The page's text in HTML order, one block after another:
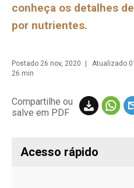
conheça os detalhes
por nutrientes.
Postado 26 nov, 2020
| Atualizado
26 min
Compartilhe ou
salve em PDF
Acesso rápido